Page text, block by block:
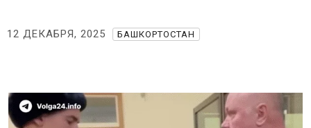
12 ДЕКАБРЯ, 2025 БАШКОРТОСТАН